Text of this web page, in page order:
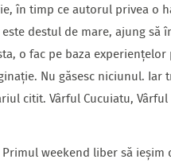
în timp ce autorul privea o
destul de mare, ajung să
o fac pe baza
Nu găsesc niciunul. Iar
citit. Vârful Cucuiatu,
weekend liber să